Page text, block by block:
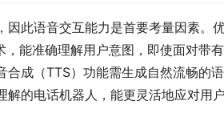
此语音交互能力是首要考量因素。
能准确理解用户意图，即使面对带
成（TTS）功能需生成自然流畅的
的电话机器人，能更灵活地应对用